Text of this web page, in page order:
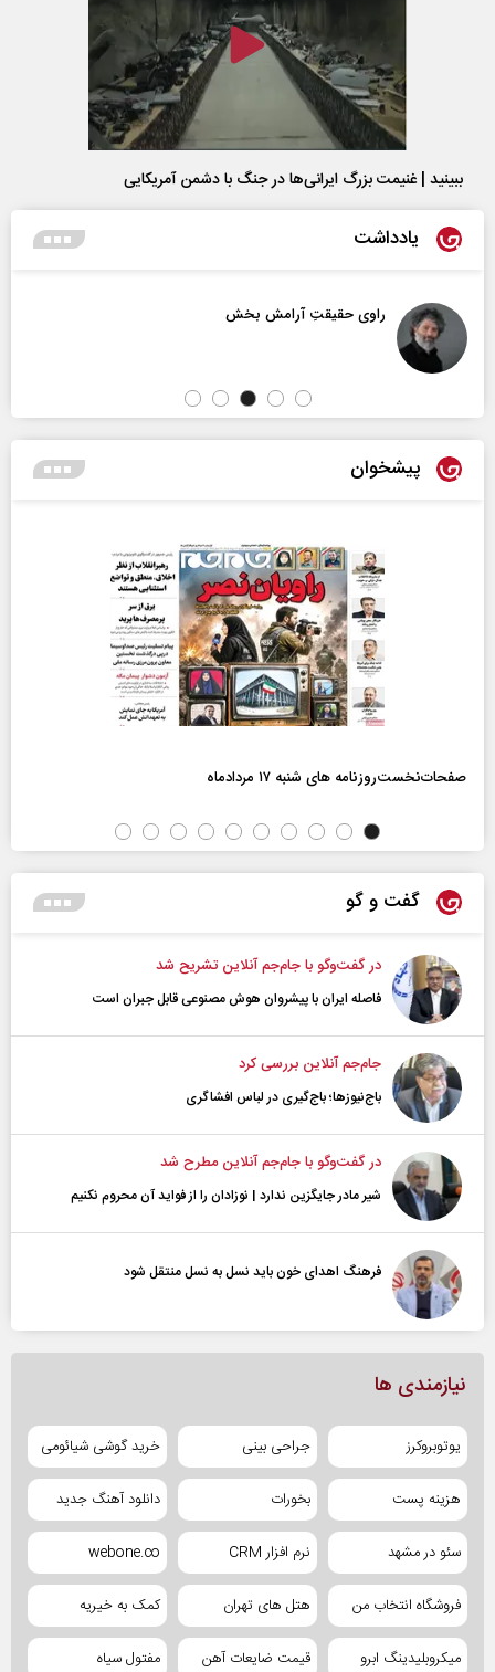
ببینید | غنیمت بزرگ ایرانی‌ها در جنگ با دشمن آمریکایی
یادداشت
راوی حقیقتِ آرامش‌ بخش
پیشخوان
صفحات‌نخست‌روزنامه ها‌ی شنبه ۱۷ مردادماه
گفت و گو
در گفت‌و‌گو با جام‌جم آنلاین تشریح شد
فاصله ایران با پیشرو‌ان هوش مصنوعی قابل جبران است
جام‌جم آنلاین بررسی کرد
باج‌نیوزها؛ باج‌گیری در لباس افشاگری
در گفت‌و‌گو با جام‌جم آنلاین مطرح شد
شیر مادر جایگزین ندارد | نوزادان را از فواید آن محروم نکنیم
فرهنگ اهدای خون باید نسل به نسل منتقل شود
نیازمندی ها
یوتوبروکرز جراحی بینی خرید گوشی شیائومی
هزینه پست بخورات دانلود آهنگ جدید
سئو در مشهد نرم افزار CRM webone.co
فروشگاه انتخاب من هتل های تهران کمک به خیریه
میکروبلیدینگ ابرو قیمت ضایعات آهن مفتول سیاه